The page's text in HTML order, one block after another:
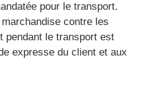
pour le transport.
contre les
pendant le transport est
expresse du client et aux